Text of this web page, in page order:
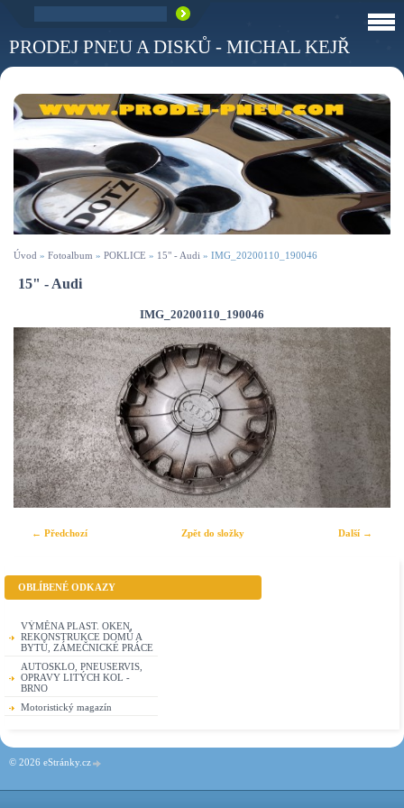
PRODEJ PNEU A DISKŮ - MICHAL KEJŘ
Úvod » Fotoalbum » POKLICE » 15" - Audi » IMG_20200110_190046
15" - Audi
IMG_20200110_190046
← Předchozí Další →
Zpět do složky
OBLÍBENÉ ODKAZY
VÝMĚNA PLAST. OKEN,
REKONSTRUKCE DOMŮ A
BYTŮ, ZÁMEČNICKÉ PRÁCE
AUTOSKLO, PNEUSERVIS,
OPRAVY LITÝCH KOL -
BRNO
Motoristický magazín
© 2026 eStránky.cz